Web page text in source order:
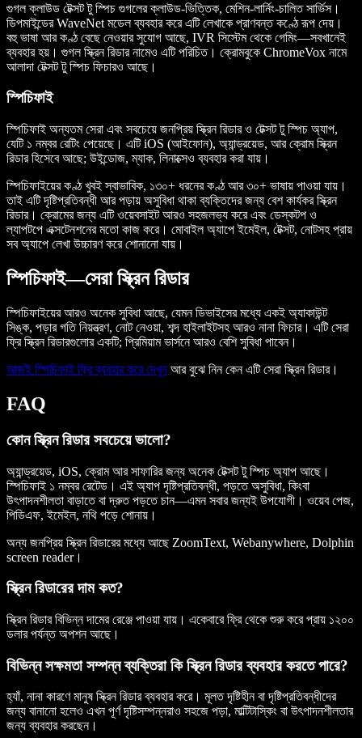
গুগল ক্লাউড টেক্সট টু স্পিচ গুগলের ক্লাউড-ভিত্তিক, মেশিন-লার্নিং-চালিত সার্ভিস।
ডিপমাইন্ডের WaveNet মডেল ব্যবহার করে এটি লেখাকে প্রাণবন্ত কণ্ঠে রূপ দেয়।
বহু ভাষা আর কণ্ঠ বেছে নেওয়ার সুযোগ আছে, IVR সিস্টেম থেকে গেমিং—সবখানেই
ব্যবহার হয়। গুগল স্ক্রিন রিডার নামেও এটি পরিচিত। ক্রোমবুকে ChromeVox নামে
আলাদা টেক্সট টু স্পিচ ফিচারও আছে।
স্পিচিফাই
স্পিচিফাই অন্যতম সেরা এবং সবচেয়ে জনপ্রিয় স্ক্রিন রিডার ও টেক্সট টু স্পিচ অ্যাপ,
যেটি ১ নম্বর রেটিং পেয়েছে। এটি iOS (আইফোন), অ্যান্ড্রয়েড, আর ক্রোম স্ক্রিন
রিডার হিসেবে আছে; উইন্ডোজ, ম্যাক, লিনাক্সেও ব্যবহার করা যায়।
স্পিচিফাইয়ের কণ্ঠ খুবই স্বাভাবিক, ১৩০+ ধরনের কণ্ঠ আর ৩০+ ভাষায় পাওয়া যায়।
তাই এটি দৃষ্টিপ্রতিবন্ধী আর পড়ায় অসুবিধা থাকা ব্যক্তিদের জন্য বেশ কার্যকর স্ক্রিন
রিডার। ক্রোমের জন্য এটি ওয়েবসাইট আরও সহজলভ্য করে এবং ডেস্কটপ ও
ল্যাপটপে এক্সটেনশনের মতো কাজ করে। মোবাইল অ্যাপে ইমেইল, টেক্সট, নোটসহ প্রায়
সব অ্যাপে লেখা উচ্চারণ করে শোনানো যায়।
স্পিচিফাই—সেরা স্ক্রিন রিডার
স্পিচিফাইয়ের আরও অনেক সুবিধা আছে, যেমন ডিভাইসের মধ্যে একই অ্যাকাউন্ট
সিঙ্ক, পড়ার গতি নিয়ন্ত্রণ, নোট নেওয়া, শব্দ হাইলাইটসহ আরও নানা ফিচার। এটি সেরা
ফ্রি স্ক্রিন রিডারগুলোর একটি; প্রিমিয়াম ভার্সনে আরও বেশি সুবিধা পাবেন।
আজই স্পিচিফাই ফ্রি ব্যবহার করে দেখুনআর বুঝে নিন কেন এটি সেরা স্ক্রিন রিডার।
FAQ
কোন স্ক্রিন রিডার সবচেয়ে ভালো?
অ্যান্ড্রয়েড, iOS, ক্রোম আর সাফারির জন্য অনেক টেক্সট টু স্পিচ অ্যাপ আছে।
স্পিচিফাই ১ নম্বর রেটেড। এই অ্যাপ দৃষ্টিপ্রতিবন্ধী, পড়তে অসুবিধা, কিংবা
উৎপাদনশীলতা বাড়াতে বা দ্রুত পড়তে চান—এমন সবার জন্যই উপযোগী। ওয়েব পেজ,
পিডিএফ, ইমেইল, নথি পড়ে শোনায়।
অন্য জনপ্রিয় স্ক্রিন রিডারের মধ্যে আছে ZoomText, Webanywhere, Dolphin
screen reader।
স্ক্রিন রিডারের দাম কত?
স্ক্রিন রিডার বিভিন্ন দামের রেঞ্জে পাওয়া যায়। একেবারে ফ্রি থেকে শুরু করে প্রায় ১২০০
ডলার পর্যন্ত অপশন আছে।
বিভিন্ন সক্ষমতা সম্পন্ন ব্যক্তিরা কি স্ক্রিন রিডার ব্যবহার করতে পারে?
হ্যাঁ, নানা কারণে মানুষ স্ক্রিন রিডার ব্যবহার করে। মূলত দৃষ্টিহীন বা দৃষ্টিপ্রতিবন্ধীদের
জন্য বানানো হলেও এখন পূর্ণ দৃষ্টিসম্পন্নরাও সহজে পড়া, মাল্টিটাস্কিং বা উৎপাদনশীলতার
জন্য ব্যবহার করছেন।